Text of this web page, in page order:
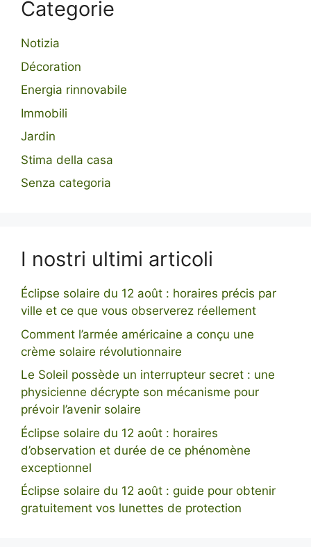
Categorie
Notizia
Décoration
Energia rinnovabile
Immobili
Jardin
Stima della casa
Senza categoria
I nostri ultimi articoli
Éclipse solaire du 12 août : horaires précis par
ville et ce que vous observerez réellement
Comment l’armée américaine a conçu une
crème solaire révolutionnaire
Le Soleil possède un interrupteur secret : une
physicienne décrypte son mécanisme pour
prévoir l’avenir solaire
Éclipse solaire du 12 août : horaires
d’observation et durée de ce phénomène
exceptionnel
Éclipse solaire du 12 août : guide pour obtenir
gratuitement vos lunettes de protection